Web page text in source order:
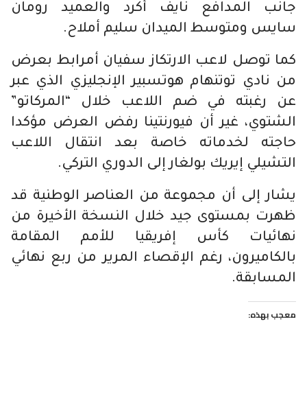
جانب المدافع نايف أكرد والعميد رومان
سايس ومتوسط الميدان سليم أملاح.
كما توصل لاعب الارتكاز سفيان أمرابط بعرض
من نادي توتنهام هوتسبير الإنجليزي الذي عبر
عن رغبته في ضم اللاعب خلال “المركاتو”
الشتوي، غير أن فيورنتينا رفض العرض مؤكدا
حاجته لخدماته خاصة بعد انتقال اللاعب
التشيلي إيريك بولغار إلى الدوري التركي.
يشار إلى أن مجموعة من العناصر الوطنية قد
ظهرت بمستوى جيد خلال النسخة الأخيرة من
نهائيات كأس إفريقيا للأمم المقامة
بالكاميرون، رغم الإقصاء المرير من ربع نهائي
المسابقة.
معجب بهذه: